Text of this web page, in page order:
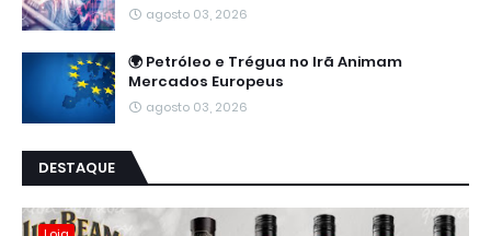
agosto 03, 2026
🌍 Petróleo e Trégua no Irã Animam
Mercados Europeus
agosto 03, 2026
DESTAQUE